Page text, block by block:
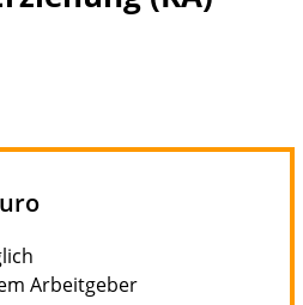
Arbeitgeber